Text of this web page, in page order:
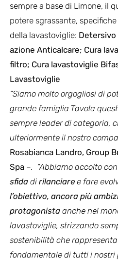
sempre a base di Limone, il
potere sgrassante,
della lavastoviglie: Detersivo
azione Anticalcare; Cura
filtro; Cura lavastoviglie
Lavastoviglie
“Siamo molto orgogliosi di
grande famiglia Tavola
sempre leader di categoria,
ulteriormente il nostro
Rosabianca Landro, Group
Spa –. “Abbiamo accolto
sfida di rilanciare e fare
l’obiettivo, ancora più
protagonista anche nel
lavastoviglie, strizzando
sostenibilità che
fondamentale di tutti i nostri